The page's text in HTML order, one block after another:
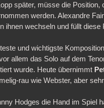
später, müsse die Position,
werden. Alexandre
ihnen wechseln und füllt diese
und wichtigste
allem das Solo auf dem
wurde. Heute übernimmt
rau wie Webster, aber
Hodges die Hand im Spiel